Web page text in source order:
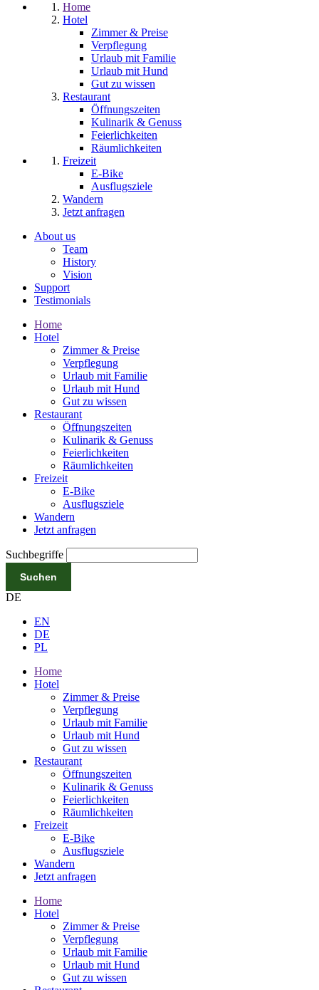
Home
Hotel
Zimmer & Preise
Verpflegung
Urlaub mit Familie
Urlaub mit Hund
Gut zu wissen
Restaurant
Öffnungszeiten
Kulinarik & Genuss
Feierlichkeiten
Räumlichkeiten
Freizeit
E-Bike
Ausflugsziele
Wandern
Jetzt anfragen
About us
Team
History
Vision
Support
Testimonials
Home
Hotel
Zimmer & Preise
Verpflegung
Urlaub mit Familie
Urlaub mit Hund
Gut zu wissen
Restaurant
Öffnungszeiten
Kulinarik & Genuss
Feierlichkeiten
Räumlichkeiten
Freizeit
E-Bike
Ausflugsziele
Wandern
Jetzt anfragen
Suchbegriffe
Suchen
DE
EN
DE
PL
Home
Hotel
Zimmer & Preise
Verpflegung
Urlaub mit Familie
Urlaub mit Hund
Gut zu wissen
Restaurant
Öffnungszeiten
Kulinarik & Genuss
Feierlichkeiten
Räumlichkeiten
Freizeit
E-Bike
Ausflugsziele
Wandern
Jetzt anfragen
Home
Hotel
Zimmer & Preise
Verpflegung
Urlaub mit Familie
Urlaub mit Hund
Gut zu wissen